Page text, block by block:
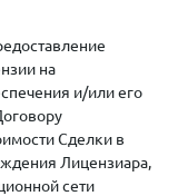
на
и/или его
Сделки в
Лицензиара,
сети